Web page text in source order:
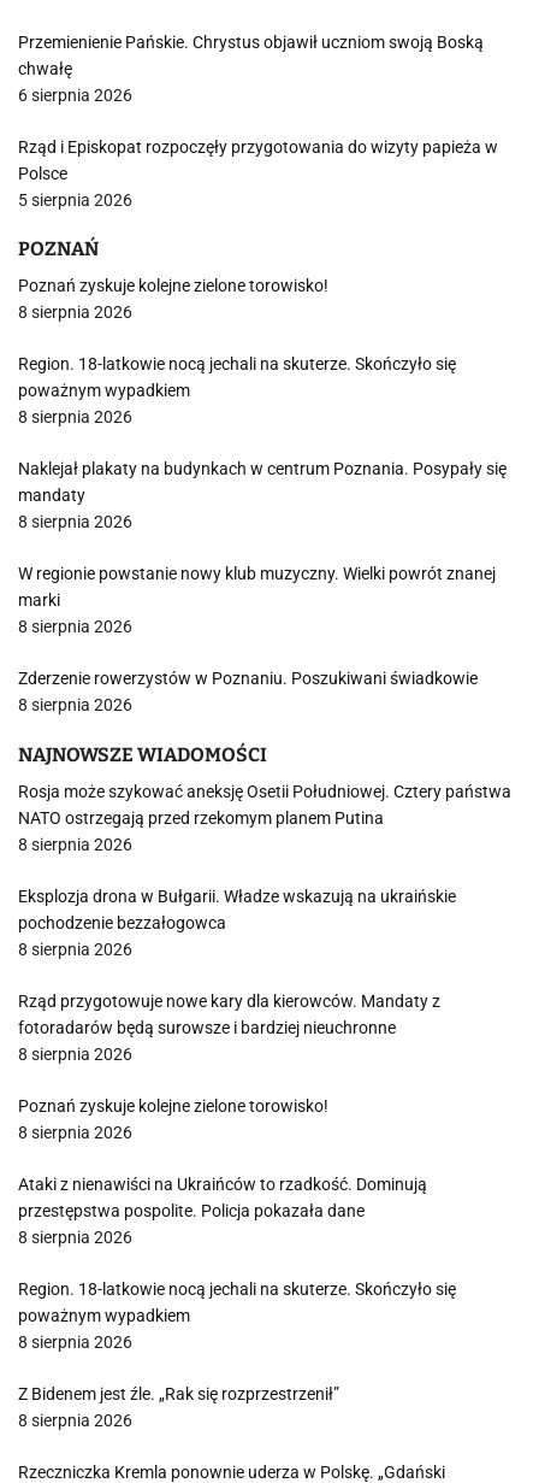
Przemienienie Pańskie. Chrystus objawił uczniom swoją Boską
chwałę
6 sierpnia 2026
Rząd i Episkopat rozpoczęły przygotowania do wizyty papieża w
Polsce
5 sierpnia 2026
POZNAŃ
Poznań zyskuje kolejne zielone torowisko!
8 sierpnia 2026
Region. 18-latkowie nocą jechali na skuterze. Skończyło się
poważnym wypadkiem
8 sierpnia 2026
Naklejał plakaty na budynkach w centrum Poznania. Posypały się
mandaty
8 sierpnia 2026
W regionie powstanie nowy klub muzyczny. Wielki powrót znanej
marki
8 sierpnia 2026
Zderzenie rowerzystów w Poznaniu. Poszukiwani świadkowie
8 sierpnia 2026
NAJNOWSZE WIADOMOŚCI
Rosja może szykować aneksję Osetii Południowej. Cztery państwa
NATO ostrzegają przed rzekomym planem Putina
8 sierpnia 2026
Eksplozja drona w Bułgarii. Władze wskazują na ukraińskie
pochodzenie bezzałogowca
8 sierpnia 2026
Rząd przygotowuje nowe kary dla kierowców. Mandaty z
fotoradarów będą surowsze i bardziej nieuchronne
8 sierpnia 2026
Poznań zyskuje kolejne zielone torowisko!
8 sierpnia 2026
Ataki z nienawiści na Ukraińców to rzadkość. Dominują
przestępstwa pospolite. Policja pokazała dane
8 sierpnia 2026
Region. 18-latkowie nocą jechali na skuterze. Skończyło się
poważnym wypadkiem
8 sierpnia 2026
Z Bidenem jest źle. „Rak się rozprzestrzenił”
8 sierpnia 2026
Rzeczniczka Kremla ponownie uderza w Polskę. „Gdański